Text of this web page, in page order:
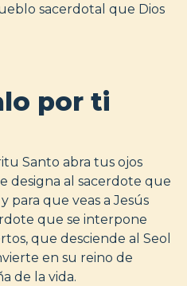
sacerdotal que Dios
por ti
Santo abra tus ojos
designa al sacerdote que
para que veas a Jesús
que se interpone
que desciende al Seol
en su reino de
de la vida.